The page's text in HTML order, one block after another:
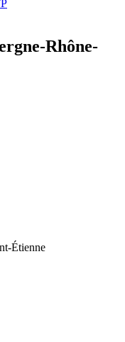
Rhône-
Étienne